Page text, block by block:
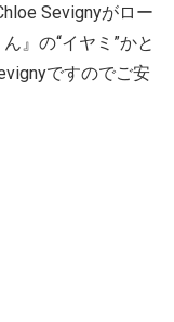
Sevignyがロー
』の“イヤミ”かと
ですのでご安